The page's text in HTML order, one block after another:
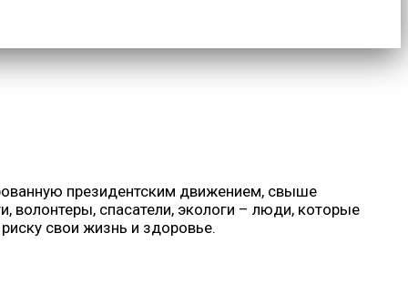
президентским движением, свыше
волонтеры, спасатели, экологи – люди, которые
свои жизнь и здоровье.